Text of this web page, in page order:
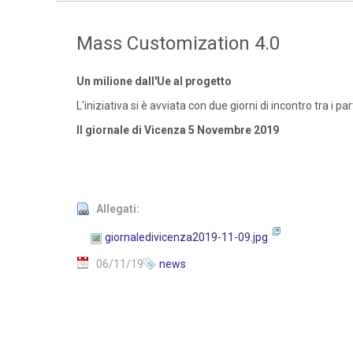
Mass Customization 4.0
Un milione dall'Ue al progetto
L'iniziativa si è avviata con due giorni di incontro tra i
Il giornale di Vicenza 5 Novembre 2019
Allegati:
giornaledivicenza2019-11-09.jpg
06/11/19 news